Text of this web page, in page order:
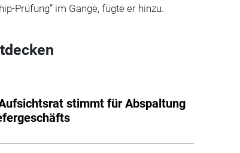
Prüfung” im Gange, fügte er hinzu.
stimmt für Abspaltung